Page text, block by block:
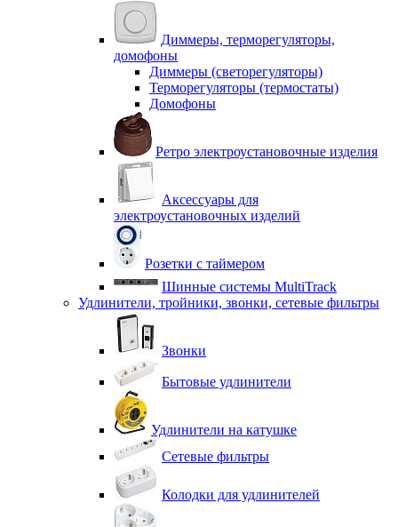
Диммеры, терморегуляторы,
домофоны
Диммеры (светорегуляторы)
Терморегуляторы (термостаты)
Домофоны
Ретро электроустановочные изделия
Аксессуары для
электроустановочных изделий
Розетки с таймером
Шинные системы MultiTrack
Удлинители, тройники, звонки, сетевые фильтры
Звонки
Бытовые удлинители
Удлинители на катушке
Сетевые фильтры
Колодки для удлинителей